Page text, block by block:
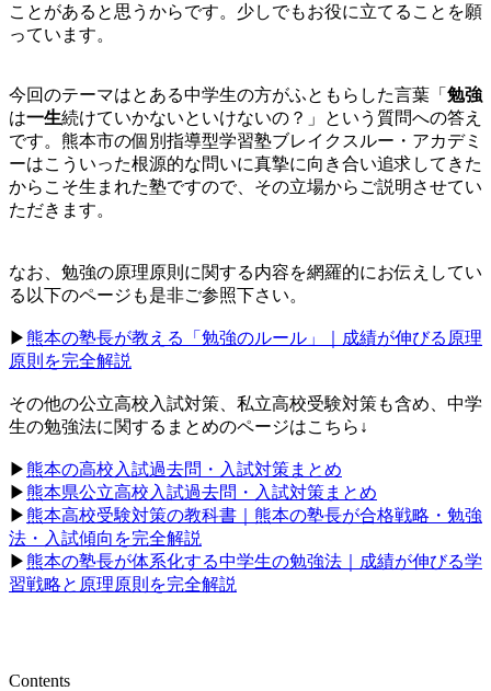
ことがあると思うからです。少しでもお役に立てることを願
っています。
今回のテーマはとある中学生の方がふともらした言葉「 勉強
は一生続けていかないといけないの？」という質問への答え
です。熊本市の個別指導型学習塾ブレイクスルー・アカデミ
ーはこういった根源的な問いに真摯に向き合い追求してきた
からこそ生まれた塾ですので、その立場からご説明させてい
ただきます。
なお、勉強の原理原則に関する内容を網羅的にお伝えしてい
る以下のページも是非ご参照下さい。
▶︎熊本の塾長が教える「勉強のルール」｜成績が伸びる原理
原則を完全解説
その他の公立高校入試対策、私立高校受験対策も含め、中学
生の勉強法に関するまとめのページはこちら↓
▶︎熊本の高校入試過去問・入試対策まとめ
▶︎熊本県公立高校入試過去問・入試対策まとめ
▶︎熊本高校受験対策の教科書｜熊本の塾長が合格戦略・勉強
法・入試傾向を完全解説
▶︎熊本の塾長が体系化する中学生の勉強法｜成績が伸びる学
習戦略と原理原則を完全解説
Contents